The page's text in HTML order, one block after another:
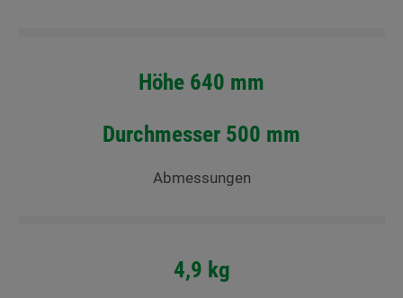
Höhe 640 mm
Durchmesser 500 mm
Abmessungen
4,9 kg